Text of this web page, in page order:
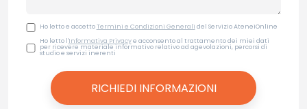
Ho letto e accettoTermini e Condizioni Generali del Servizio AteneiOnline
Ho letto l'Informativa Privacye acconsento al trattamento dei miei dati
per ricevere materiale informativo relativo ad agevolazioni, percorsi di
studio e servizi inerenti